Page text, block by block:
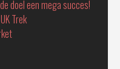
doel een mega succes!
Trek